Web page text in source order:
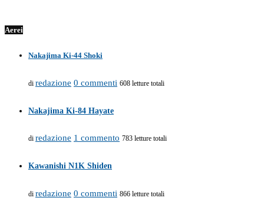
Aerei
Nakajima Ki-44 Shoki
di redazione 0 commenti 608 letture totali
Nakajima Ki-84 Hayate
di redazione 1 commento 783 letture totali
Kawanishi N1K Shiden
di redazione 0 commenti 866 letture totali